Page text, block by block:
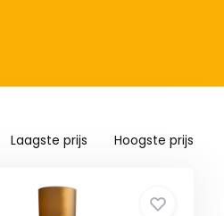
Laagste prijs Hoogste prijs